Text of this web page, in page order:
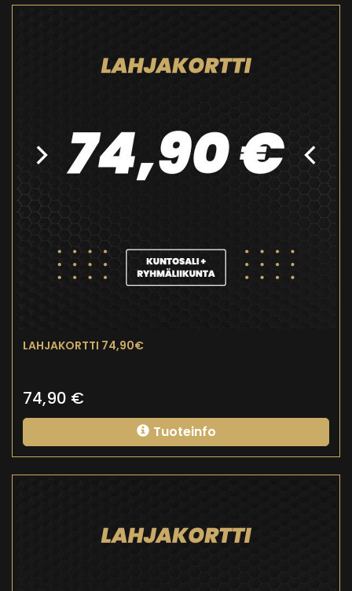
LAHJAKORTTI 74,90€
74,90 €
Tuoteinfo